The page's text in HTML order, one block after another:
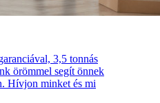
3,5 tonnás
örömmel segít önnek
Hívjon minket és mi